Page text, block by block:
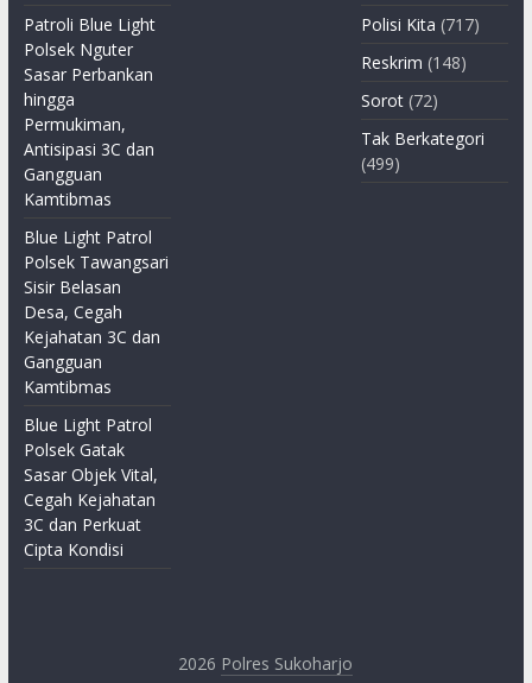
Patroli Blue Light
Polsek Nguter
Sasar Perbankan
hingga
Permukiman,
Antisipasi 3C dan
Gangguan
Kamtibmas
Blue Light Patrol
Polsek Tawangsari
Sisir Belasan
Desa, Cegah
Kejahatan 3C dan
Gangguan
Kamtibmas
Blue Light Patrol
Polsek Gatak
Sasar Objek Vital,
Cegah Kejahatan
3C dan Perkuat
Cipta Kondisi
Polisi Kita (717)
Reskrim (148)
Sorot (72)
Tak Berkategori
(499)
2026 Polres Sukoharjo